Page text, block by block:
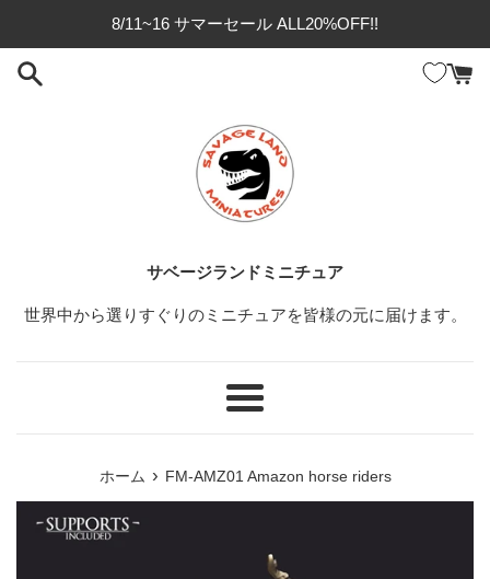
8/11~16 サマーセール ALL20%OFF!!
サベージランドミニチュア
世界中から選りすぐりのミニチュアを皆様の元に届けます。
メ
ホーム › FM-AMZ01 Amazon horse riders